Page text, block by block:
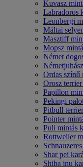
Kuvasz
Labradoros
Leonbergi
Máltai
Masztiff
Mopsz
Német
Ordas színű
Orosz
Papillon
Pekingi
Pitbull
Pointer
Puli mintás
Rottweiler
Shar pei
Shiba inu